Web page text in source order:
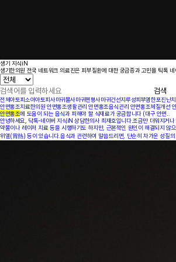
[
지
루
성
피
부
염
]
울
산
점
6
생기 지식iN
생기한의원 전국 네트워크 의료진은 피부질환에 대한 궁금증과 고민을 틱톡
검색
전체아토피소아아토피사마귀물사마귀편평사마귀건선지루성피부염한포진난
안면홍조치료한의원 안면홍조생활관리 안면홍조음식관리 안면홍조체질개선
안면홍조에 도움이 되는 음식과 피해야 할 식재료가 궁금합니다 (대구 안면..
안녕하세요, 닥톡-네이버 지식iN 상담한의사 최재호입니다.조금만 더워지거
약물이나 레이저 치료 등을 시행하기도 하지만, 근본적인 원인이 해결되지
위열(胃熱) 등이 있습니다.음식과 관련하여 말씀드리면, 단순히 차가운 성질